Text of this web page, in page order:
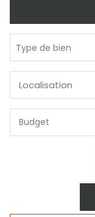
De l'immo pro
Type de bien
Localisation
Budget